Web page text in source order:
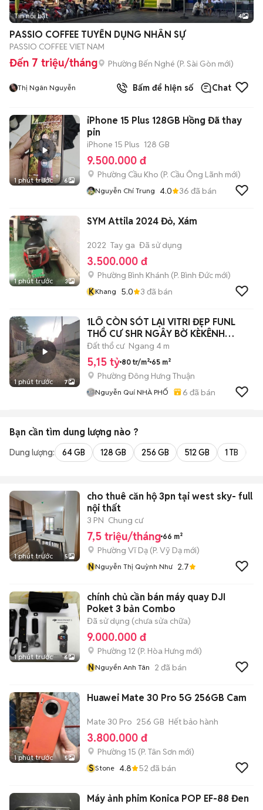
Tin nổi bật 4
PASSIO COFFEE TUYỂN DỤNG NHÂN SỰ
PASSIO COFFEE VIET NAM
Đến 7 triệu/tháng Phường Bến Nghé (P. Sài Gòn mới)
Thị Ngân Nguyễn Bấm để hiện số Chat
1 phút trước 6
iPhone 15 Plus 128GB Hồng Đã thay
pin
iPhone 15 Plus 128 GB
9.500.000 đ
Phường Cầu Kho (P. Cầu Ông Lãnh mới)
Nguyễn Chí Trung 4.0 36 đã bán
1 phút trước 3
SYM Attila 2024 Đỏ, Xám
2022 Tay ga Đã sử dụng
3.500.000 đ
Phường Bình Khánh (P. Bình Đức mới)
KKhang 5.0 3 đã bán
1 phút trước 7
1LÔ CÒN SÓT LẠI VITRI ĐẸP FUNL
THỔ CƯ SHR NGÂY BỜ KÈKÊNH
THAM LƯƠNG
Đất thổ cư Ngang 4 m
5,15 tỷ 80 tr/m² 65 m²
Phường Đông Hưng Thuận
Nguyễn Quí NHÀ PHỐ 6 đã bán
Bạn cần tìm dung lượng nào ?
Dung lượng: 64 GB 128 GB 256 GB 512 GB 1 TB
1 phút trước 5
cho thuê căn hộ 3pn tại west sky- full
nội thất
3 PN Chung cư
7,5 triệu/tháng 66 m²
Phường Vĩ Dạ (P. Vỹ Dạ mới)
NNguyễn Thị Quỳnh Như 2.7
1 phút trước 6
chính chủ cần bán máy quay DJI
Poket 3 bản Combo
Đã sử dụng (chưa sửa chữa)
9.000.000 đ
Phường 12 (P. Hòa Hưng mới)
NNguyển Anh Tân 2 đã bán
1 phút trước 5
Huawei Mate 30 Pro 5G 256GB Cam
Mate 30 Pro 256 GB Hết bảo hành
3.800.000 đ
Phường 15 (P. Tân Sơn mới)
S Stone 4.8 52 đã bán
Máy ảnh phim Konica POP EF-88 Đen